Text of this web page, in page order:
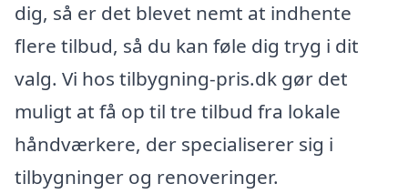
dig, så er det blevet nemt at indhente
flere tilbud, så du kan føle dig tryg i dit
valg. Vi hos tilbygning-pris.dk gør det
muligt at få op til tre tilbud fra lokale
håndværkere, der specialiserer sig i
tilbygninger og renoveringer.